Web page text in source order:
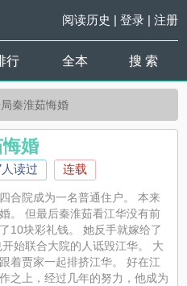
阅读历史 | 登录| 注册
行 全本 搜 索
秦淮茹悔婚
婚
读过 连载
合院成为一名普通住户。 本来
。 但最后秦淮茹看江华没有前
10块彩礼钱。 她反手就嫁给了
始联合大院的人诋毁江华。 大
着贾家一起排挤江华。 好在江
之上，经过几年的努力，他成为